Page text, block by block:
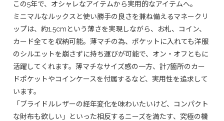
この5年で、オシャレなアイテムから実用的なアイテムへ。
ミニマルなルックスと使い勝手の良さを兼ね備えるマネークリ
ップは、約1.5cmという薄さを実現しながら、お札、コイン、
カード全てを収納可能。薄マチの為、ポケットに入れても洋服
のシルエットを崩さずに持ち運びが可能で、オン・オフともに
活躍してくれます。薄マチなサイズ感の一方、計7箇所のカー
ドポケットやコインケースを付属するなど、実用性を追求して
います。
「ブライドルレザーの経年変化を味わいたいけど、コンパクト
な財布も欲しい」といった相反するニーズを満たす、究極の機